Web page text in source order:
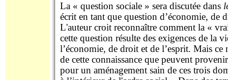
La « question sociale » sera discutée dans
écrit en tant que question d’économie, de
L'auteur croit reconnaître comment la «
cette question résulte des exigences de la
l’économie, de droit et de l’esprit. Mais ce
de cette connaissance que peuvent
pour un aménagement sain de ces trois